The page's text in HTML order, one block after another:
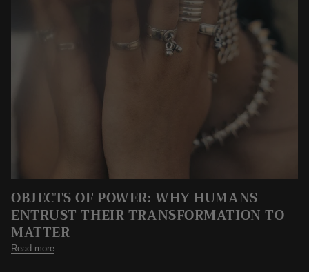
OBJECTS OF POWER: WHY HUMANS
ENTRUST THEIR TRANSFORMATION TO
MATTER
Read more